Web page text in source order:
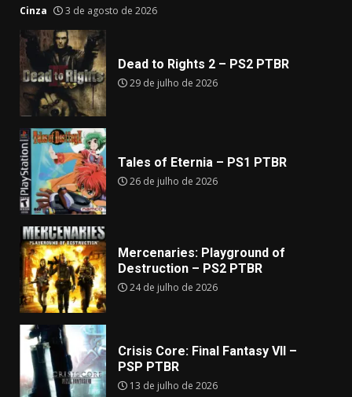
Cinza 3 de agosto de 2026
Dead to Rights 2 – PS2 PTBR
29 de julho de 2026
Tales of Eternia – PS1 PTBR
26 de julho de 2026
Mercenaries: Playground of
Destruction – PS2 PTBR
24 de julho de 2026
Crisis Core: Final Fantasy VII –
PSP PTBR
13 de julho de 2026